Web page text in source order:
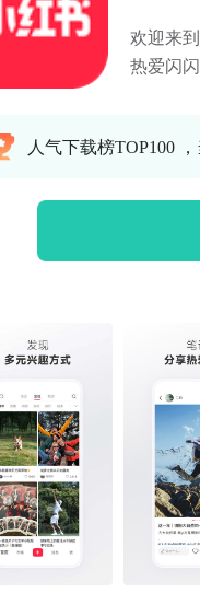
欢迎来到
热爱闪
是痴迷
相投的
次点赞
被听见，每
记录兴
是小小
可能成为
不息，
草，轻
就走！
一次心动
在小红
人气下载榜TOP100